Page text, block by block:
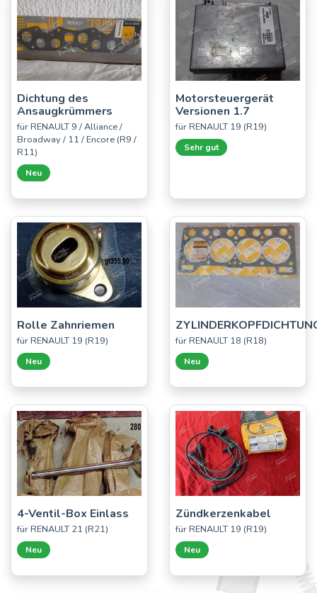
Dichtung des
Ansaugkrümmers
für RENAULT 9 / Alliance /
Broadway / 11 / Encore (R9 /
R11)
Neu
Motorsteuergerät
Versionen 1.7
für RENAULT 19 (R19)
Sehr gut
Rolle Zahnriemen
für RENAULT 19 (R19)
Neu
für RENAULT 18 (R18)
Neu
4-Ventil-Box Einlass
für RENAULT 21 (R21)
Neu
Zündkerzenkabel
für RENAULT 19 (R19)
Neu